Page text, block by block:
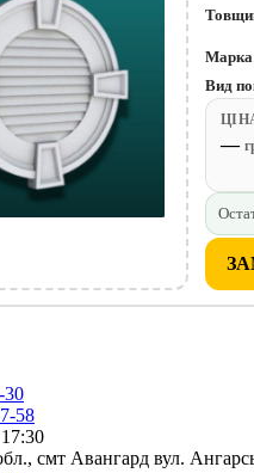
Марка
Вид
—
30
58
смт Авангард вул.